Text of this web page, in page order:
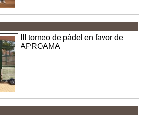
III torneo de pádel en favor de
APROAMA